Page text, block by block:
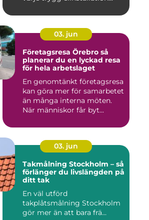
03. jun
Företagsresa Örebro så
planerar du en lyckad resa
för hela arbetslaget
En genomtänkt företagsresa
kan göra mer för samarbetet
än många interna möten.
När människor får byt...
03. jun
Takmålning Stockholm – så
förlänger du livslängden på
ditt tak
En väl utförd
takplåtsmålning Stockholm
gör mer än att bara frä...